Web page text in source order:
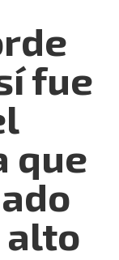
fue
que
alto